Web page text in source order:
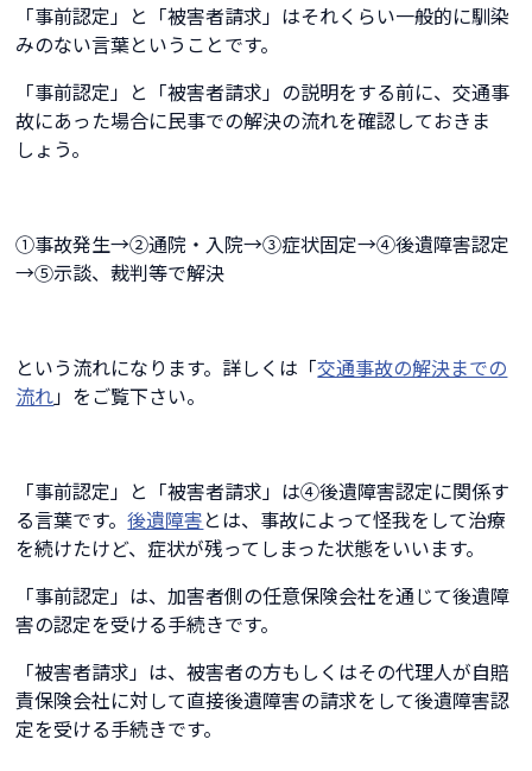
「事前認定」と「被害者請求」はそれくらい一般的に馴染
みのない言葉ということです。
「事前認定」と「被害者請求」の説明をする前に、交通事
故にあった場合に民事での解決の流れを確認しておきま
しょう。
①事故発生→②通院・入院→③症状固定→④後遺障害認定
→⑤示談、裁判等で解決
という流れになります。詳しくは「交通事故の解決までの
流れ」をご覧下さい。
「事前認定」と「被害者請求」は④後遺障害認定に関係す
る言葉です。後遺障害とは、事故によって怪我をして治療
を続けたけど、症状が残ってしまった状態をいいます。
「事前認定」は、加害者側の任意保険会社を通じて後遺障
害の認定を受ける手続きです。
「被害者請求」は、被害者の方もしくはその代理人が自賠
責保険会社に対して直接後遺障害の請求をして後遺障害認
定を受ける手続きです。